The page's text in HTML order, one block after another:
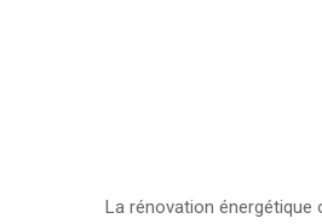
La rénovation énergétique